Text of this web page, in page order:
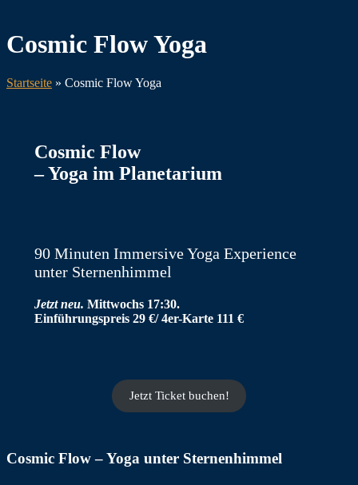
Cosmic Flow Yoga
Startseite » Cosmic Flow Yoga
Cosmic Flow
– Yoga im Planetarium
90 Minuten Immersive Yoga Experience
unter Sternenhimmel
Jetzt neu. Mittwochs 17:30.
Einführungspreis 29 €/ 4er-Karte 111 €
Jetzt Ticket buchen!
Cosmic Flow – Yoga unter Sternenhimmel